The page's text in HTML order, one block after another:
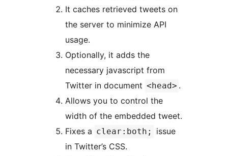
It caches retrieved tweets on
the server to minimize API
usage.
Optionally, it adds the
necessary javascript from
Twitter in document <head> .
Allows you to control the
width of the embedded tweet.
Fixes a clear:both;
issue
in Twitter’s CSS.